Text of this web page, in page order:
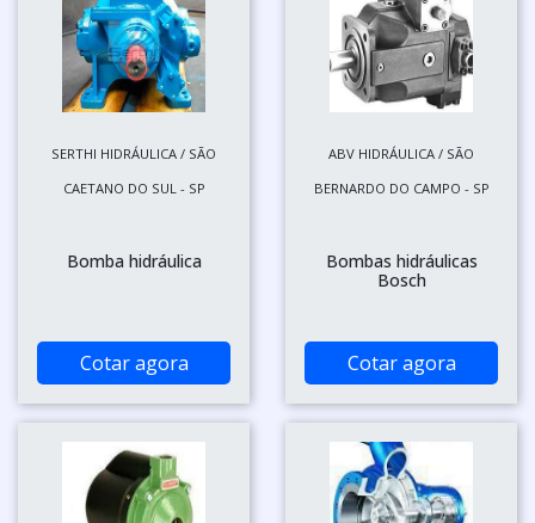
SERTHI HIDRÁULICA / SÃO
CAETANO DO SUL - SP
Bomba hidráulica
Cotar agora
ABV HIDRÁULICA / SÃO
BERNARDO DO CAMPO - SP
Bombas hidráulicas
Bosch
Cotar agora